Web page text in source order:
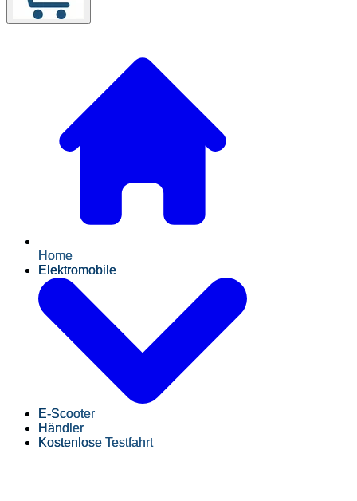
Home
Elektromobile
E-Scooter
Händler
Kostenlose Testfahrt